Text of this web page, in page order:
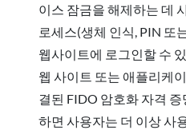
이스 잠금을 해제하는 데
로세스(생체 인식, PIN 또
웹사이트에 로그인할 수
웹 사이트 또는 애플리케
결된 FIDO 암호화 자격
하면 사용자는 더 이상 사